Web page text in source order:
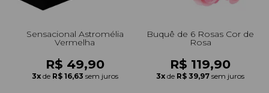
Sensacional Astromélia
Vermelha
R$ 49,90
3x de R$ 16,63 sem juros
Buquê de 6 Rosas Cor de
Rosa
R$ 119,90
3x de R$ 39,97 sem juros